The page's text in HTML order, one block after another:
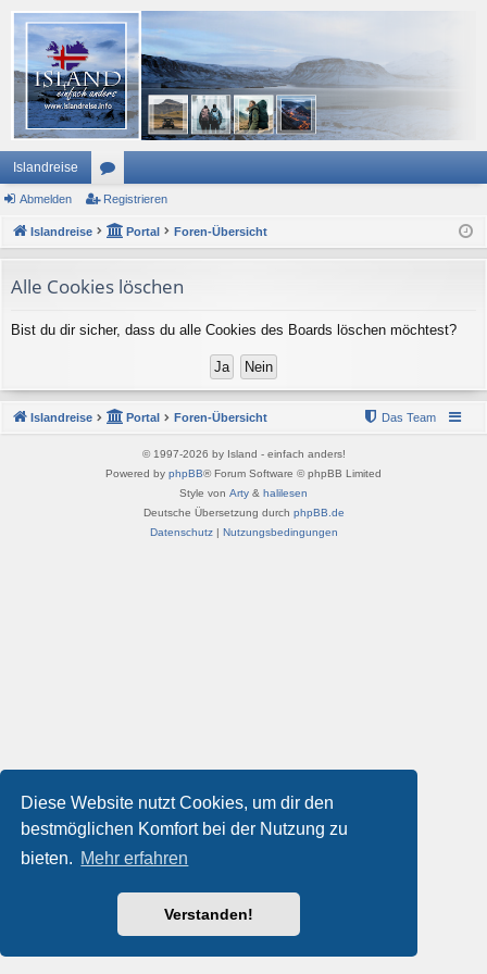
Diese Website nutzt Cookies, um dir den
bestmöglichen Komfort bei der Nutzung zu
bieten. Mehr erfahren
Verstanden!
Islandreise
or
en
Abmelden Registrieren
Islandreise Portal Foren-Übersicht
Alle Cookies löschen
Bist du dir sicher, dass du alle Cookies des Boards löschen möchtest?
Islandreise Portal Foren-Übersicht Das Team
© 1997-2026 by Island - einfach anders!
Powered by phpBB® Forum Software © phpBB Limited
Style von Arty & halilesen
Deutsche Übersetzung durch phpBB.de
Datenschutz| Nutzungsbedingungen